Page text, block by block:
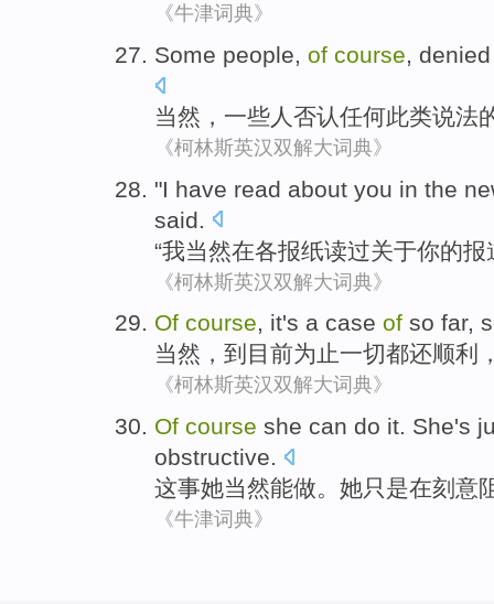
《牛津词典》
Some people, of course, denied
当然 ， 一些人 否认任何此类说法
《柯林斯英汉双解大词典》
"I have read about you in the
said
“我当然在各报纸读过关于你的报
《柯林斯英汉双解大词典》
Of course, it's a case of so far,
当然 ，到 目前为止一切都还顺利
《柯林斯英汉双解大词典》
Of course she can do it. She's
obstructive.
这事她当然能做。她只是在刻意
《牛津词典》